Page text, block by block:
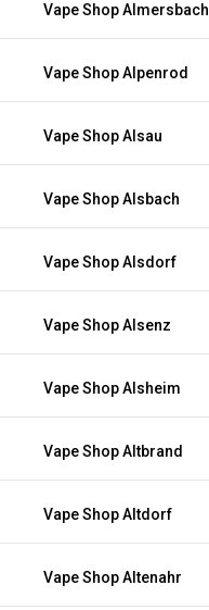
Vape Shop Almersbach
Vape Shop Alpenrod
Vape Shop Alsau
Vape Shop Alsbach
Vape Shop Alsdorf
Vape Shop Alsenz
Vape Shop Alsheim
Vape Shop Altbrand
Vape Shop Altdorf
Vape Shop Altenahr